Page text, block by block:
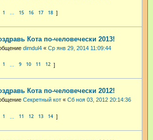
1 … 15 16 17 18
Кота по-человечески 2013!
dimdul4 « Ср янв 29, 2014 11:09:44
1 9 10 11 12
Кота по-человечески 2012!
Секретный кот « Сб ноя 03, 2012 20:14:36
1 11 12 13 14